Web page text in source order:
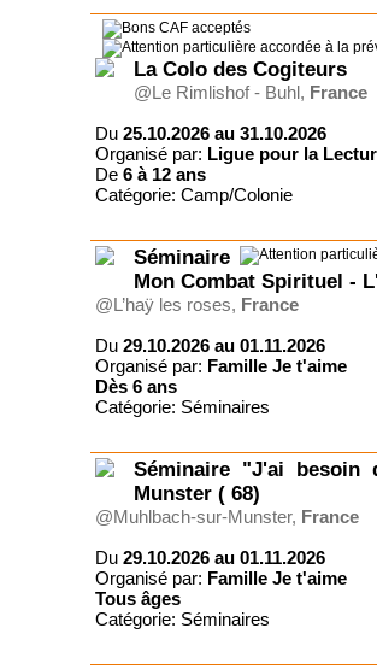
La Colo des Cogiteurs
@Le Rimlishof - Buhl, France
Du 25.10.2026 au 31.10.2026
Organisé par: Ligue pour la
De 6 à 12 ans
Catégorie: Camp/Colonie
Séminaire
Mon Combat Spirituel -
@L’haÿ les roses, France
Du 29.10.2026 au 01.11.2026
Organisé par: Famille Je t'aime
Dès 6 ans
Catégorie: Séminaires
Séminaire "J'ai besoin
Munster ( 68)
@Muhlbach-sur-Munster, France
Du 29.10.2026 au 01.11.2026
Organisé par: Famille Je t'aime
Tous âges
Catégorie: Séminaires